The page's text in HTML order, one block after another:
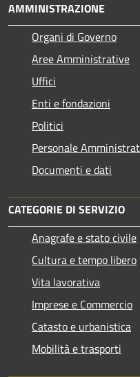
AMMINISTRAZIONE
Organi di Governo
Aree Amministrative
Uffici
Enti e fondazioni
Politici
Personale
Documenti e dati
CATEGORIE DI SERVIZIO
Anagrafe e stato civile
Cultura e tempo libero
Vita lavorativa
Imprese e Commercio
Catasto e urbanistica
Mobilità e trasporti